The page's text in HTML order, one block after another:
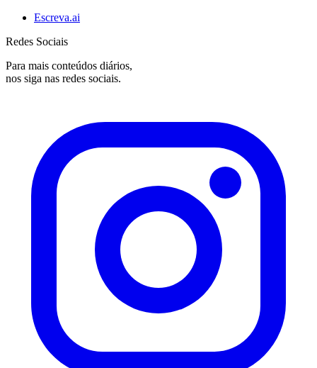
Escreva.ai
Redes Sociais
Para mais conteúdos diários,
nos siga nas redes sociais.